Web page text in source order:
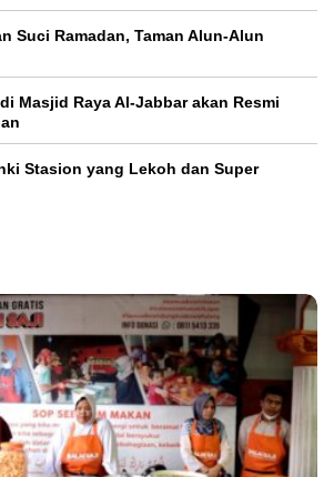
Suci Ramadan, Taman Alun-Alun
Masjid Raya Al-Jabbar akan Resmi
Stasion yang Lekoh dan Super